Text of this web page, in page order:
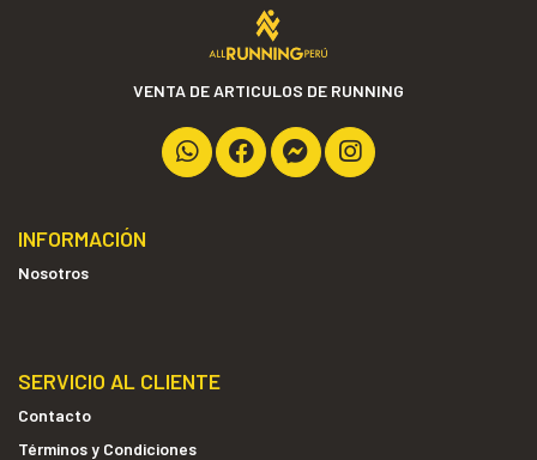
VENTA DE ARTICULOS DE RUNNING
INFORMACIÓN
Nosotros
SERVICIO AL CLIENTE
Contacto
Términos y Condiciones